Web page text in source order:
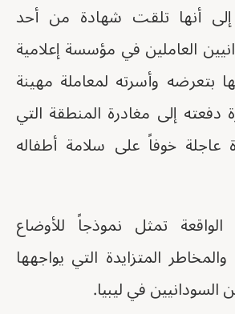
إلى أنها تلقت شهادة من أحد
العاملين في مؤسسة إعلامية
بتعرضه وأسرته لمعاملة مهينة
إلى مغادرة المنطقة التي
عاجلة خوفاً على سلامة أطفاله
تمثل نموذجاً للأوضاع
المتزايدة التي يواجهها
في ليبيا.